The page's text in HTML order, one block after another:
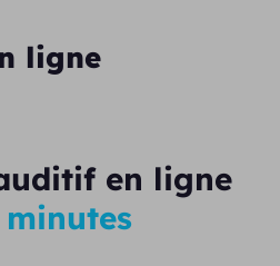
ligne
en ligne
minutes